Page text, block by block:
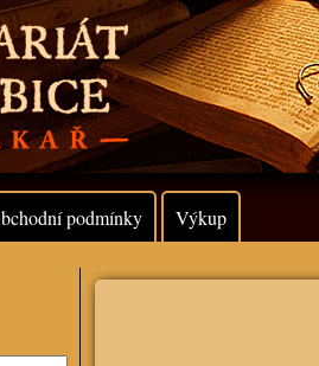
podmínky Výkup